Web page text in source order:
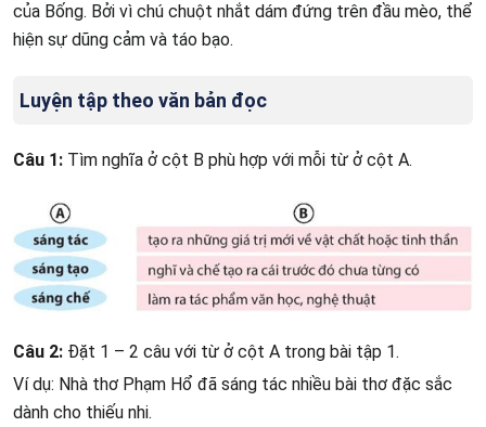
của Bống. Bởi vì chú chuột nhắt dám đứng trên đầu mèo, thể
hiện sự dũng cảm và táo bạo.
Luyện tập theo văn bản đọc
Câu 1: Tìm nghĩa ở cột B phù hợp với mỗi từ ở cột A.
Câu 2: Đặt 1 – 2 câu với từ ở cột A trong bài tập 1.
Ví dụ: Nhà thơ Phạm Hổ đã sáng tác nhiều bài thơ đặc sắc
dành cho thiếu nhi.